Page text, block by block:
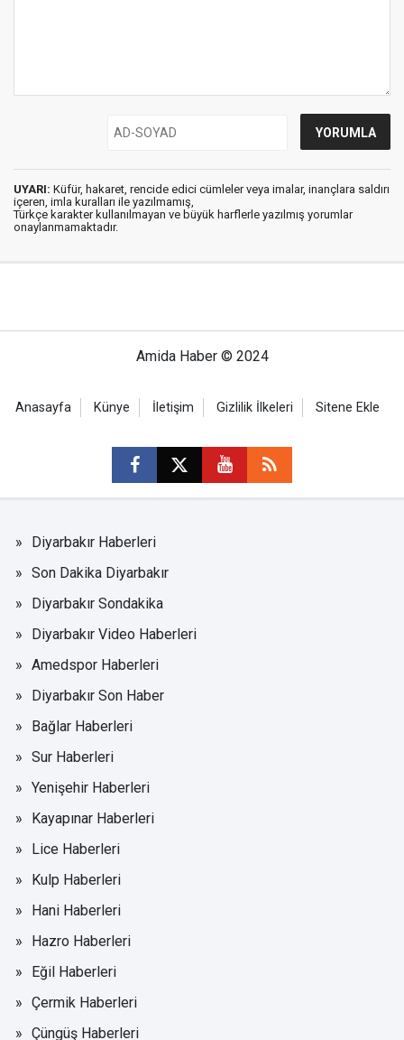
UYARI: Küfür, hakaret, rencide edici cümleler veya imalar, inançlara saldırı
içeren, imla kuralları ile yazılmamış,
Türkçe karakter kullanılmayan ve büyük harflerle yazılmış yorumlar
onaylanmamaktadır.
Amida Haber © 2024
Anasayfa Künye İletişim Gizlilik İlkeleri Sitene Ekle
Diyarbakır Haberleri
Son Dakika Diyarbakır
Diyarbakır Sondakika
Diyarbakır Video Haberleri
Amedspor Haberleri
Diyarbakır Son Haber
Bağlar Haberleri
Sur Haberleri
Yenişehir Haberleri
Kayapınar Haberleri
Lice Haberleri
Kulp Haberleri
Hani Haberleri
Hazro Haberleri
Eğil Haberleri
Çermik Haberleri
Çüngüş Haberleri